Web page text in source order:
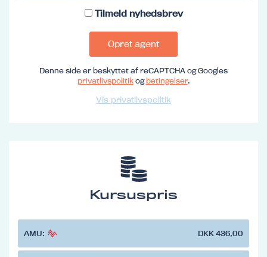
Tilmeld nyhedsbrev
Opret agent
Denne side er beskyttet af reCAPTCHA og Googles
privatlivspolitikogbetingelser.
Vis privatlivspolitik
Kursuspris
AMU: DKK 436,00